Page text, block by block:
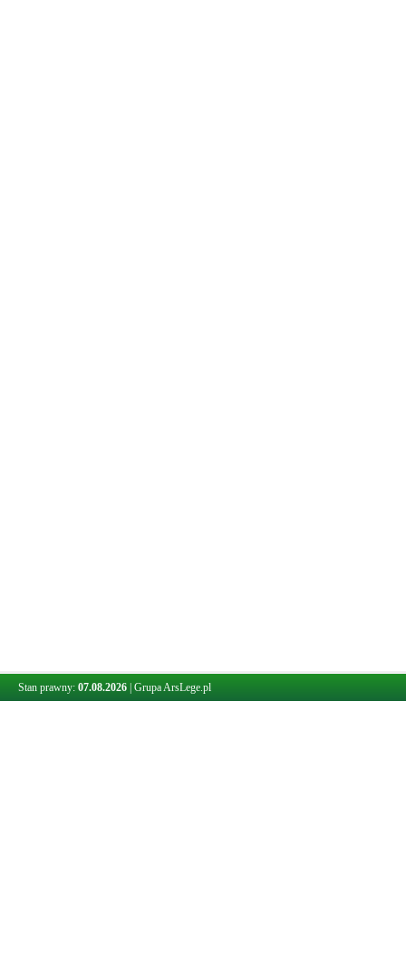
Stan prawny: 07.08.2026 Grupa ArsLege.pl